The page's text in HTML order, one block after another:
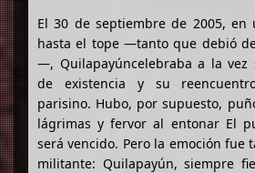
El 30 de septiembre de 2005, en
hasta el tope —tanto que debió
—, Quilapayúncelebraba a la vez
de existencia y su
parisino. Hubo, por supuesto,
lágrimas y fervor al entonar El
será vencido. Pero la emoción fue
militante: Quilapayún, siempre